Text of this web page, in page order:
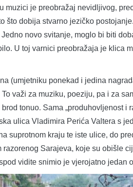
muzici je preobražaj nevidljivog,
što dobija stvarno jezičko
novo svitanje, moglo bi biti
U toj varnici preobražaja je klica
(umjetniku ponekad i jedina
važi za muziku, poeziju, pa i za
tonuo. Sama „produhovljenost i
ulica Vladimira Perića Valtera s
suprotnom kraju te iste ulice, do
razorenog Sarajeva, koje su obišle
vidite snimio je vjerojatno jedan